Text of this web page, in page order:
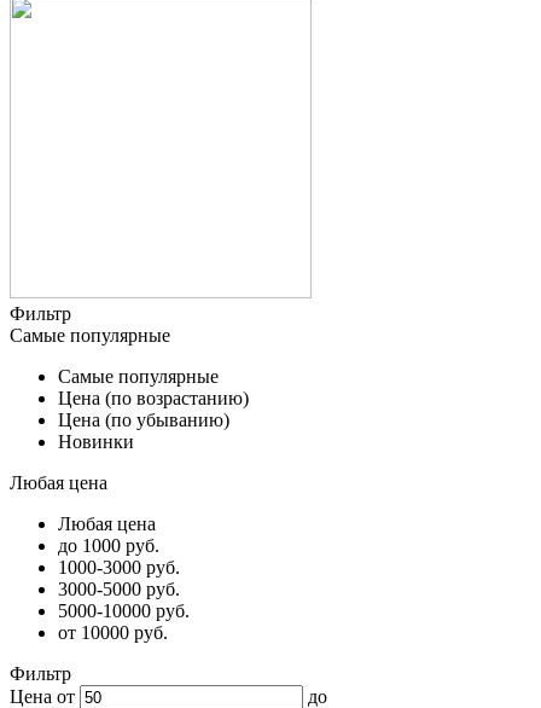
Фильтр
Самые популярные
Самые популярные
Цена (по возрастанию)
Цена (по убыванию)
Новинки
Любая цена
Любая цена
до 1000 руб.
1000-3000 руб.
3000-5000 руб.
5000-10000 руб.
от 10000 руб.
Фильтр
Цена от
до